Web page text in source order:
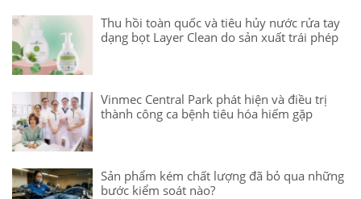
Thu hồi toàn quốc và tiêu hủy nước rửa tay
dạng bọt Layer Clean do sản xuất trái phép
Vinmec Central Park phát hiện và điều trị
thành công ca bệnh tiêu hóa hiếm gặp
Sản phẩm kém chất lượng đã bỏ qua những
bước kiểm soát nào?